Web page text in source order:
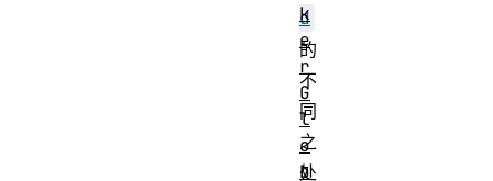
d
的
不
同
之
处
k
e
r
G
l
o
b